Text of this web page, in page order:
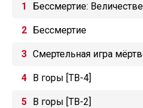
Бессмертие:
Бессмертие
Смертельная игра
В горы [ТВ-4]
В горы [ТВ-2]